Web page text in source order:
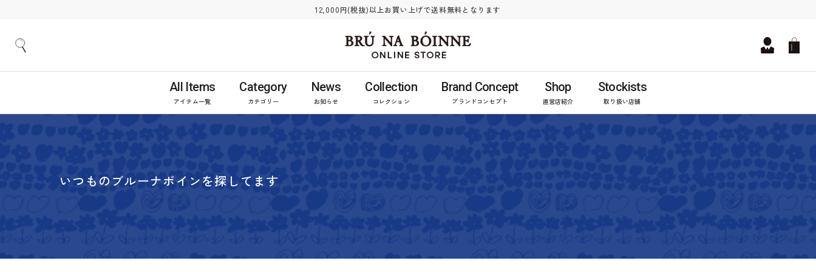
12,000円(税抜)以上お買い上げで送料無料となります
All Items
アイテム一覧
Category
カテゴリー
News
お知らせ
Collection
コレクション
Brand Concept
ブランドコンセプト
Shop
直営店紹介
Stockists
取り扱い店舗
いつものブルーナボインを探してます